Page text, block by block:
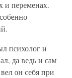
и переменах.
психолог и
да ведь и сам
он себя при